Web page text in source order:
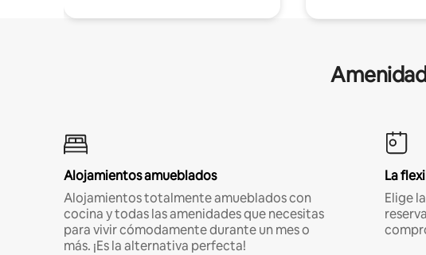
Alojamientos amueblados
Alojamientos totalmente amueblados con
cocina y todas las amenidades que necesitas
para vivir cómodamente durante un mes o
más. ¡Es la alternativa perfecta!
La
Elige